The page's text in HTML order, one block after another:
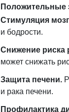
Положительные
Стимуляция
и бодрости.
Снижение риска
может снижать
Защита печени.
и рака печени.
Профилактика